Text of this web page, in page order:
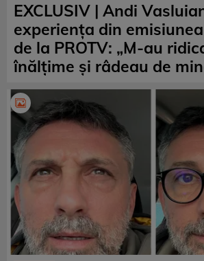
EXCLUSIV | Andi
experiența din
de la PROTV: „M-au
înălțime și râdeau de